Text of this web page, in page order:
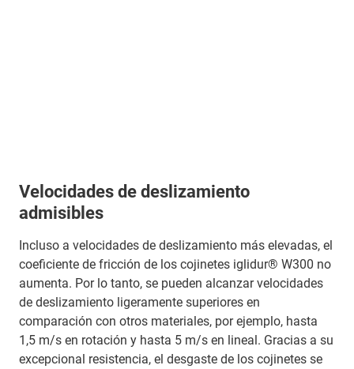
Velocidades de deslizamiento
admisibles
Incluso a velocidades de deslizamiento más elevadas, el
coeficiente de fricción de los cojinetes iglidur® W300 no
aumenta. Por lo tanto, se pueden alcanzar velocidades
de deslizamiento ligeramente superiores en
comparación con otros materiales, por ejemplo, hasta
1,5 m/s en rotación y hasta 5 m/s en lineal. Gracias a su
excepcional resistencia, el desgaste de los cojinetes se